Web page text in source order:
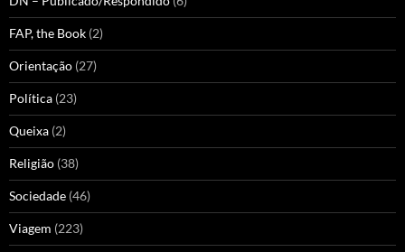
FAP, the Book (2)
Orientação (27)
Política (23)
Queixa (2)
Religião (38)
Sociedade (46)
Viagem (223)